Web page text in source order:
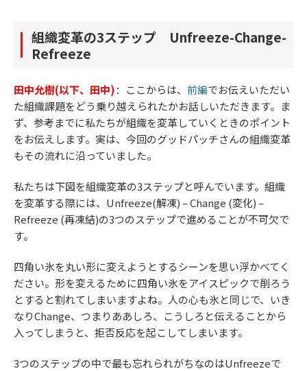
組織変革の3ステップ Unfreeze-Change-
Refreeze
田中允樹(以下、田中)：ここからは、 前編でお伝えいただい
た組織課題をどう乗り越えられたかお話しいただきます。ま
ず、参考までに私たちが組織を変革していくときのポイント
をお伝えします。実は、今回のグッドパッチさんの組織変革
もその流れに沿っていました。
私たちは下図を組織変革の3ステップと呼んでいます。組織
を変革する際には、Unfreeze(解凍) – Change (変化) –
Refreeze (再凍結)の3つのステップで進めることが不可欠で
す。
四角い氷を丸い形に変えようとするシーンを思い浮かべてく
ださい。形を変えるために四角い氷をアイスピックで削ろう
とすると割れてしまいますよね。人の心も氷と同じで、いき
なりChange、つまりああしろ、こうしろと伝えることから
入ってしまうと、拒否反応を起こしてしまいます。
3つのステップの中で最も忘れられがちなのはUnfreezeで